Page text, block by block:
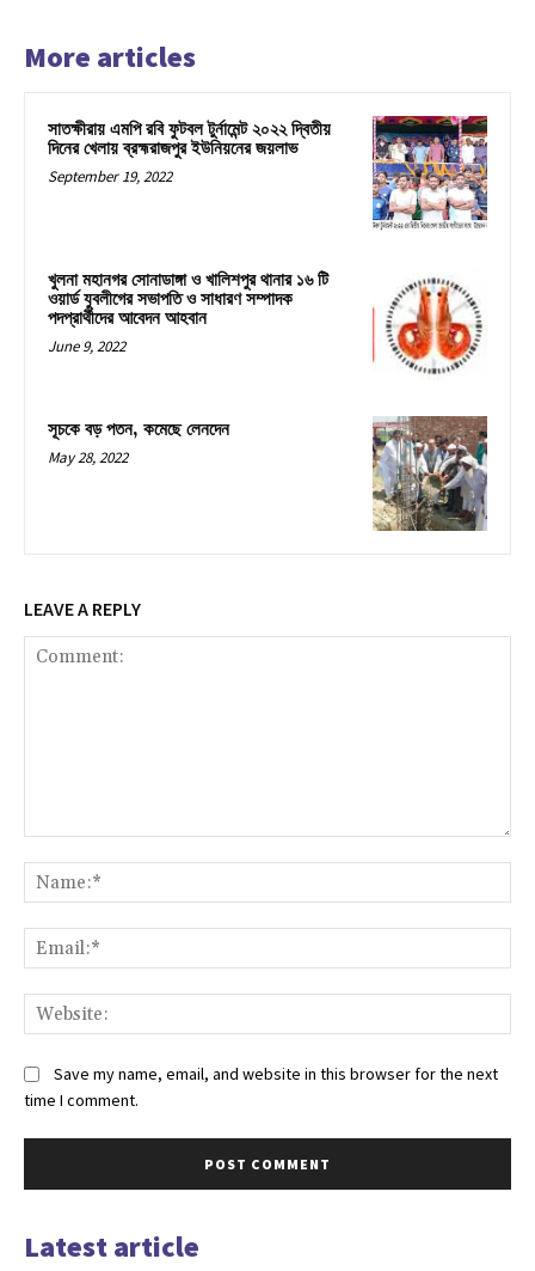
More articles
সাতক্ষীরায় এমপি রবি ফুটবল টুর্নামেন্ট ২০২২ দ্বিতীয়
দিনের খেলায় ব্রহ্মরাজপুর ইউনিয়নের জয়লাভ
September 19, 2022
খুলনা মহানগর সোনাডাঙ্গা ও খালিশপুর থানার ১৬ টি
ওয়ার্ড যুবলীগের সভাপতি ও সাধারণ সম্পাদক
পদপ্রার্থীদের আবেদন আহবান
June 9, 2022
সূচকে বড় পতন, কমেছে লেনদেন
May 28, 2022
LEAVE A REPLY
Save my name, email, and website in this browser for the next
time I comment.
Latest article